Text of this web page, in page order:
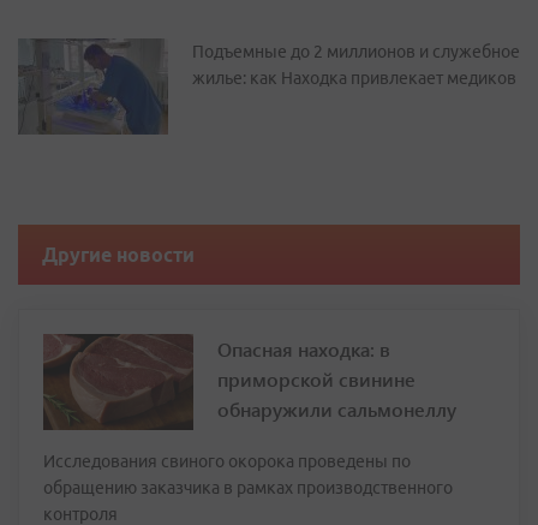
Подъемные до 2 миллионов и служебное
жилье: как Находка привлекает медиков
Другие новости
Опасная находка: в
приморской свинине
обнаружили сальмонеллу
Исследования свиного окорока проведены по
обращению заказчика в рамках производственного
контроля